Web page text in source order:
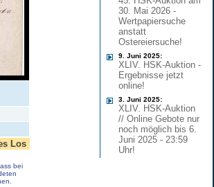
Los
bei
30. Mai 2026 -
Wertpapiersuche
anstatt
Ostereiersuche!
9. Juni 2025:
XLIV. HSK-Auktion -
Ergebnisse jetzt
online!
3. Juni 2025:
XLIV. HSK-Auktion
// Online Gebote nur
noch möglich bis 6.
Juni 2025 - 23:59
Uhr!